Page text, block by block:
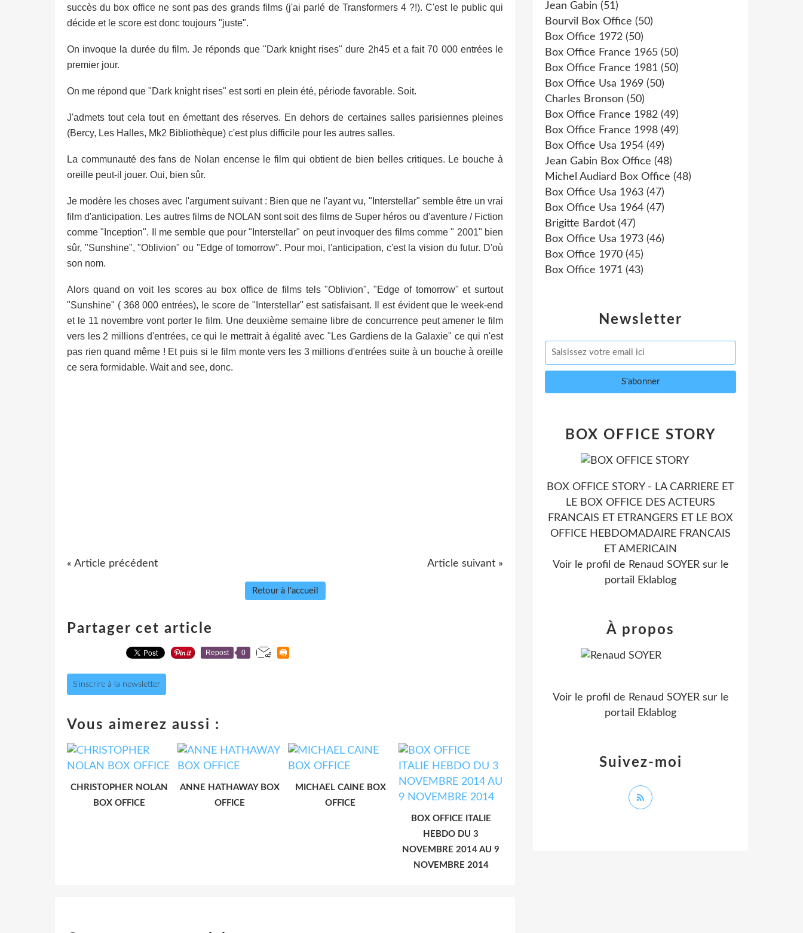
succès du box office ne sont pas des grands films (j'ai parlé de Transformers 4 ?!). C'est le public qui
décide et le score est donc toujours "juste".
On invoque la durée du film. Je réponds que "Dark knight rises" dure 2h45 et a fait 70 000 entrées le
premier jour.
On me répond que "Dark knight rises" est sorti en plein été, période favorable. Soit.
J'admets tout cela tout en émettant des réserves. En dehors de certaines salles parisiennes pleines
(Bercy, Les Halles, Mk2 Bibliothèque) c'est plus difficile pour les autres salles.
La communauté des fans de Nolan encense le film qui obtient de bien belles critiques. Le bouche à
oreille peut-il jouer. Oui, bien sûr.
Je modère les choses avec l'argument suivant : Bien que ne l'ayant vu, "Interstellar" semble être un vrai
film d'anticipation. Les autres films de NOLAN sont soit des films de Super héros ou d'aventure / Fiction
comme "Inception". Il me semble que pour "Interstellar" on peut invoquer des films comme " 2001" bien
sûr, "Sunshine", "Oblivion" ou "Edge of tomorrow". Pour moi, l'anticipation, c'est la vision du futur. D'où
son nom.
Alors quand on voit les scores au box office de films tels "Oblivion", "Edge of tomorrow" et surtout
"Sunshine" ( 368 000 entrées), le score de "Interstellar" est satisfaisant. Il est évident que le week-end
et le 11 novembre vont porter le film. Une deuxième semaine libre de concurrence peut amener le film
vers les 2 millions d'entrées, ce qui le mettrait à égalité avec "Les Gardiens de la Galaxie" ce qui n'est
pas rien quand même ! Et puis si le film monte vers les 3 millions d'entrées suite à un bouche à oreille
ce sera formidable. Wait and see, donc.
« Article précédent Article suivant »
Retour à l'accueil
Partager cet article
Repost 0
S'inscrire à la newsletter
Vous aimerez aussi :
CHRISTOPHER NOLAN
BOX OFFICE
ANNE HATHAWAY BOX
OFFICE
MICHAEL CAINE BOX
OFFICE
BOX OFFICE ITALIE
HEBDO DU 3
NOVEMBRE 2014 AU 9
NOVEMBRE 2014
Newsletter
Jean Gabin (51)
Bourvil Box Office (50)
Box Office 1972 (50)
Box Office France 1965 (50)
Box Office France 1981 (50)
Box Office Usa 1969 (50)
Charles Bronson (50)
Box Office France 1982 (49)
Box Office France 1998 (49)
Box Office Usa 1954 (49)
Jean Gabin Box Office (48)
Michel Audiard Box Office (48)
Box Office Usa 1963 (47)
Box Office Usa 1964 (47)
Brigitte Bardot (47)
Box Office Usa 1973 (46)
Box Office 1970 (45)
Box Office 1971 (43)
BOX OFFICE STORY
BOX OFFICE STORY - LA CARRIERE ET
LE BOX OFFICE DES ACTEURS
FRANCAIS ET ETRANGERS ET LE BOX
OFFICE HEBDOMADAIRE FRANCAIS
ET AMERICAIN
Voir le profil de Renaud SOYERsur le
portail Eklablog
Suivez-moi
À propos
Voir le profil de Renaud SOYERsur le
portail Eklablog